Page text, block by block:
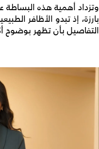
وتزداد أهمية هذه البساطة
بارزة، إذ تبدو الأظافر
التفاصيل بأن تظهر بوضوح